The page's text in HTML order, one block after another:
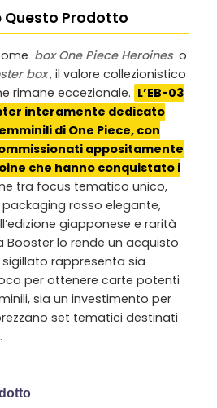
Questo Prodotto
box One Piece Heroines o
box, il valore collezionistico
rimane eccezionale. L’EB-03
interamente dedicato
di One Piece, con
appositamente
che hanno conquistato i
tra focus tematico unico,
rosso elegante,
giapponese e rarità
Booster lo rende un acquisto
rappresenta sia
per ottenere carte potenti
sia un investimento per
set tematici destinati